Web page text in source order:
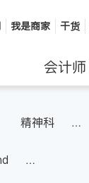
我是商家 干货
会计师
精神科